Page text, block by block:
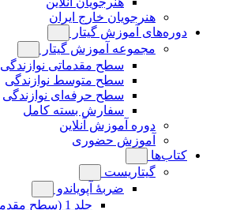
هنرجویان خارج ایران
دوره‌های آموزش گیتار
مجموعه آموزش گیتار
سطح مقدماتی نوازندگی
سطح متوسط نوازندگی
سطح حرفه‌ای نوازندگی
سفارش بسته کامل
دوره آموزش آنلاین
آموزش حضوری
کتاب‌ها
گیتاریست
ضربۀ آپویاندو
جلد 1 (سطح مقدماتی)